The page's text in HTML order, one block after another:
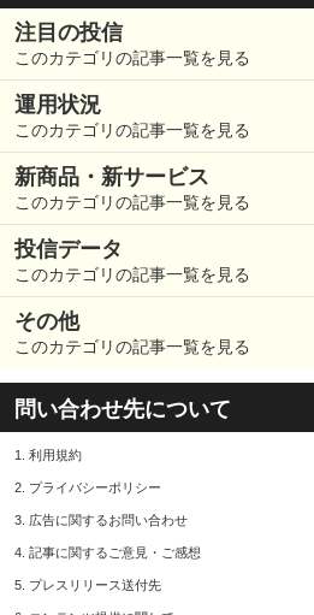
注目の投信
このカテゴリの記事一覧を見る
運用状況
このカテゴリの記事一覧を見る
新商品・新サービス
このカテゴリの記事一覧を見る
投信データ
このカテゴリの記事一覧を見る
その他
このカテゴリの記事一覧を見る
問い合わせ先について
1. 利用規約
2. プライバシーポリシー
3. 広告に関するお問い合わせ
4. 記事に関するご意見・ご感想
5. プレスリリース送付先